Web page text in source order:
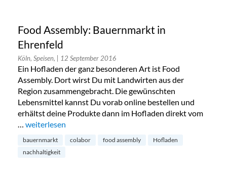
Food Assembly: Bauernmarkt in
Ehrenfeld
Köln, Speisen, | 12 September 2016
Ein Hofladen der ganz besonderen Art ist Food
Assembly. Dort wirst Du mit Landwirten aus der
Region zusammengebracht. Die gewünschten
Lebensmittel kannst Du vorab online bestellen und
erhältst deine Produkte dann im Hofladen direkt vom
… „Food Assembly: Bauernmarkt in Ehrenfeld“
weiterlesen
bauernmarkt colabor food assembly
Hofladen
nachhaltigkeit